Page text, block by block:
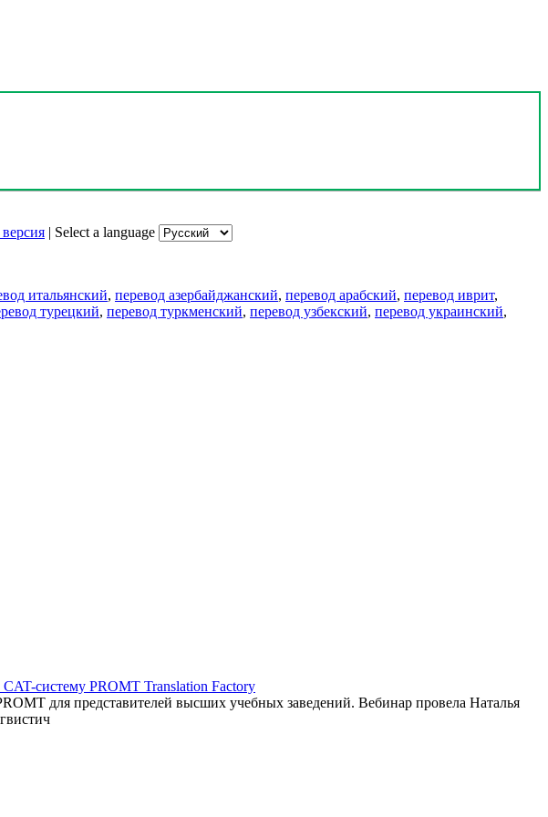
| Select a language
итальянский, перевод азербайджанский, перевод арабский, перевод иврит,
турецкий, перевод туркменский, перевод узбекский, перевод украинский,
систему PROMT Translation Factory
для представителей высших учебных заведений. Вебинар провела Наталья